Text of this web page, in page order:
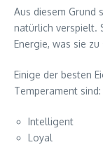
Aus diesem Grund
natürlich verspielt.
Energie, was sie
Einige der besten
Temperament sind:
Intelligent
Loyal